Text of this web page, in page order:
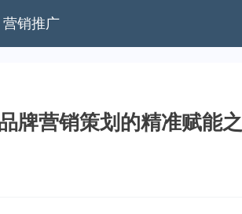
营销推广
牌营销策划的精准赋能之